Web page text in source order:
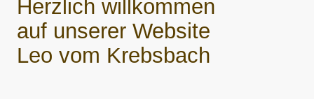
Herzlich willkommen
auf unserer Website
Leo vom Krebsbach